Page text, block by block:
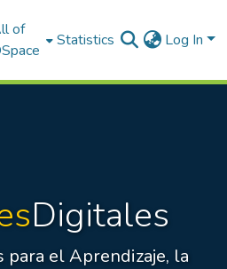
of
Statistics Log In
Digitales
para el Aprendizaje, la